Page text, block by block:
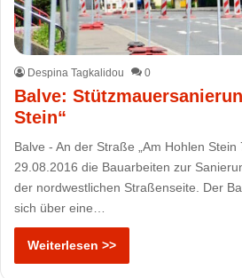
Despina Tagkalidou 0
Balve:
Stein“
Balve - An der Straße „Am Hohlen Stein
29.08.2016 die Bauarbeiten zur
der nordwestlichen Straßenseite. Der
sich über eine…
Weiterlesen >>